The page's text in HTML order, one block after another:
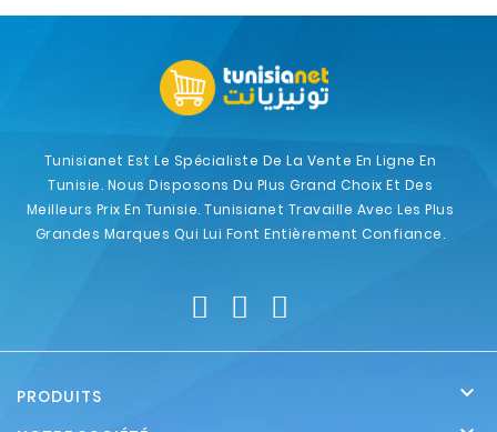
Tunisianet Est Le Spécialiste De La Vente En Ligne En
Tunisie. Nous Disposons Du Plus Grand Choix Et Des
Meilleurs Prix En Tunisie. Tunisianet Travaille Avec Les Plus
Grandes Marques Qui Lui Font Entièrement Confiance.
PRODUITS 